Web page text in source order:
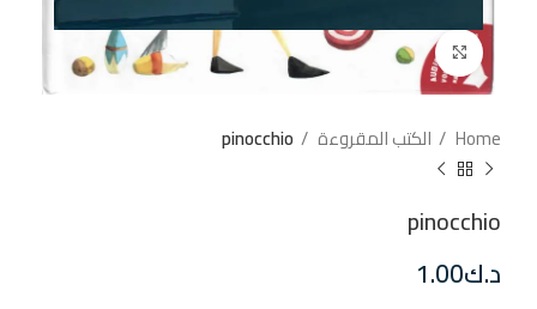
إضغط للتكبير
Home الكتب المقروءة pinocchio
pinocchio
د.ك1.00